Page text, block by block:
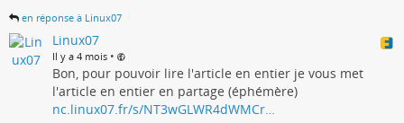
en réponse à Linux07
Linux07
Il y a 4 mois •
Bon, pour pouvoir lire l'article en entier je vous met
l'article en entier en partage (éphémère)
nc.linux07.fr/s/NT3wGLWR4dWMCr…